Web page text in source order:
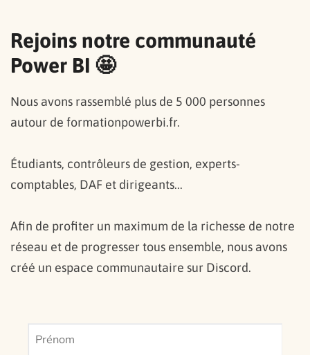
Rejoins notre communauté
Power BI 🤩
Nous avons rassemblé plus de 5 000 personnes
autour de formationpowerbi.fr.
Étudiants, contrôleurs de gestion, experts-
comptables, DAF et dirigeants...
Afin de profiter un maximum de la richesse de notre
réseau et de progresser tous ensemble, nous avons
créé un espace communautaire sur Discord.